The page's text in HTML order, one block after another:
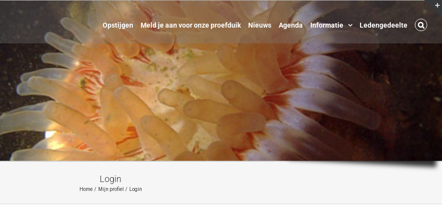
Opstijgen Meld je aan voor onze proefduik Nieuws Agenda Informatie Ledengedeelte
Login
Home Mijn profiel Login